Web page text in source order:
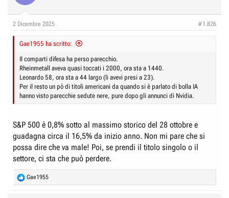
2 Dicembre 2025 #1.826
Gae1955 ha scritto:
Il comparti difesa ha perso parecchio.
Rheinmetall aveva quasi toccati i 2000, ora sta a 1440.
Leonardo 58, ora sta a 44 largo (li avevi presi a 23).
Per il resto un pò di titoli americani da quando si è parlato di bolla IA
hanno visto parecchie sedute nere, pure dopo gli annunci di Nvidia.
S&P 500 è 0,8% sotto al massimo storico del 28 ottobre e
guadagna circa il 16,5% da inizio anno. Non mi pare che si
possa dire che va male! Poi, se prendi il titolo singolo o il
settore, ci sta che può perdere.
R
e
Gae1955